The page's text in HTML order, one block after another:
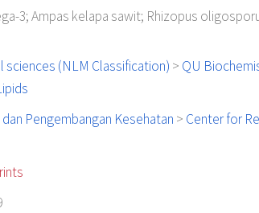
3; Ampas kelapa sawit; Rhizopus
sciences (NLM Classification) > QU
Pengembangan Kesehatan > Center for